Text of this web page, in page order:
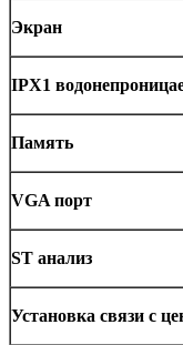
Экран
IPX1
Память
VGA порт
ST анализ
Установка связи с